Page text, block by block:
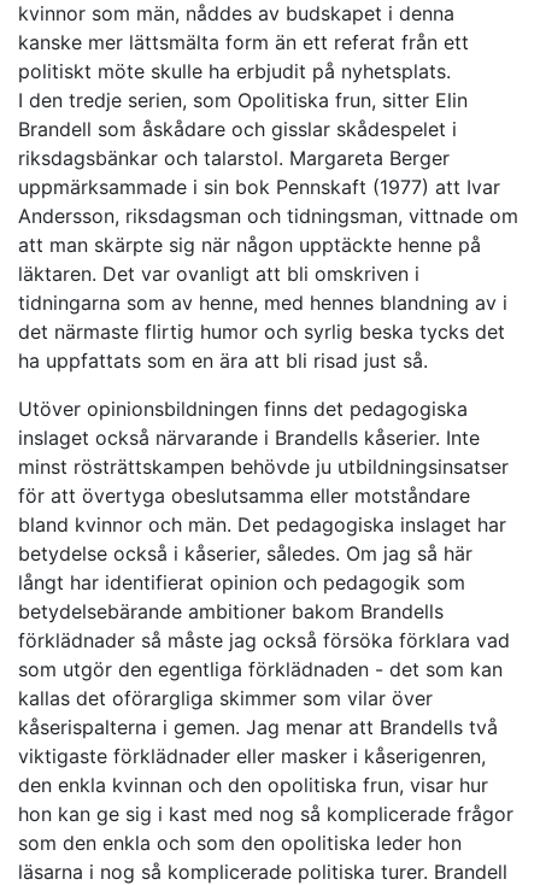
kvinnor som män, nåddes av budskapet i denna
kanske mer lättsmälta form än ett referat från ett
politiskt möte skulle ha erbjudit på nyhetsplats.
I den tredje serien, som Opolitiska frun, sitter Elin
Brandell som åskådare och gisslar skådespelet i
riksdagsbänkar och talarstol. Margareta Berger
uppmärksammade i sin bok Pennskaft (1977) att Ivar
Andersson, riksdagsman och tidningsman, vittnade om
att man skärpte sig när någon upptäckte henne på
läktaren. Det var ovanligt att bli omskriven i
tidningarna som av henne, med hennes blandning av i
det närmaste flirtig humor och syrlig beska tycks det
ha uppfattats som en ära att bli risad just så.
Utöver opinionsbildningen finns det pedagogiska
inslaget också närvarande i Brandells kåserier. Inte
minst rösträttskampen behövde ju utbildningsinsatser
för att övertyga obeslutsamma eller motståndare
bland kvinnor och män. Det pedagogiska inslaget har
betydelse också i kåserier, således. Om jag så här
långt har identifierat opinion och pedagogik som
betydelsebärande ambitioner bakom Brandells
förklädnader så måste jag också försöka förklara vad
som utgör den egentliga förklädnaden - det som kan
kallas det oförargliga skimmer som vilar över
kåserispalterna i gemen. Jag menar att Brandells två
viktigaste förklädnader eller masker i kåserigenren,
den enkla kvinnan och den opolitiska frun, visar hur
hon kan ge sig i kast med nog så komplicerade frågor
som den enkla och som den opolitiska leder hon
läsarna i nog så komplicerade politiska turer. Brandell